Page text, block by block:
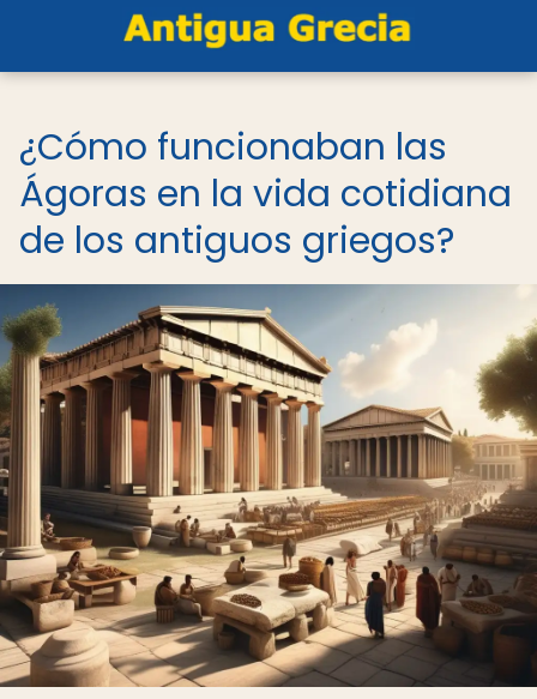
¿Cómo funcionaban las
Ágoras en la vida cotidiana
de los antiguos griegos?